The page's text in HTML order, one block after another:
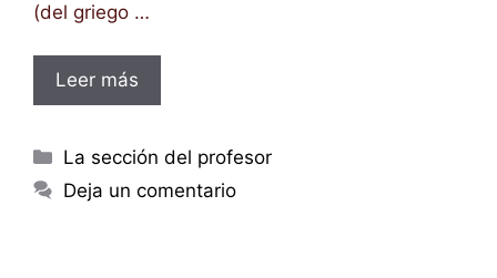
(del griego …
Leer más
Categorías
La sección del profesor
Deja un comentario